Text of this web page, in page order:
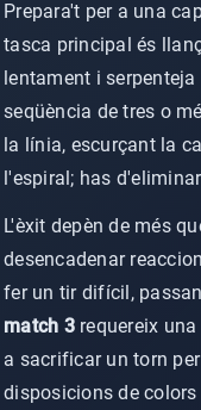
Prepara't per a una
tasca principal és
lentament i
seqüència de tres o
la línia, escurçant la
l'espiral; has
L'èxit depèn de més
desencadenar
fer un tir difícil,
match 3requereix una
a sacrificar un torn
disposicions de